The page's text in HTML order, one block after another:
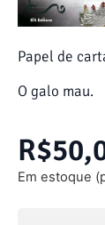
Papel de
O galo mau.
Em estoque
R$